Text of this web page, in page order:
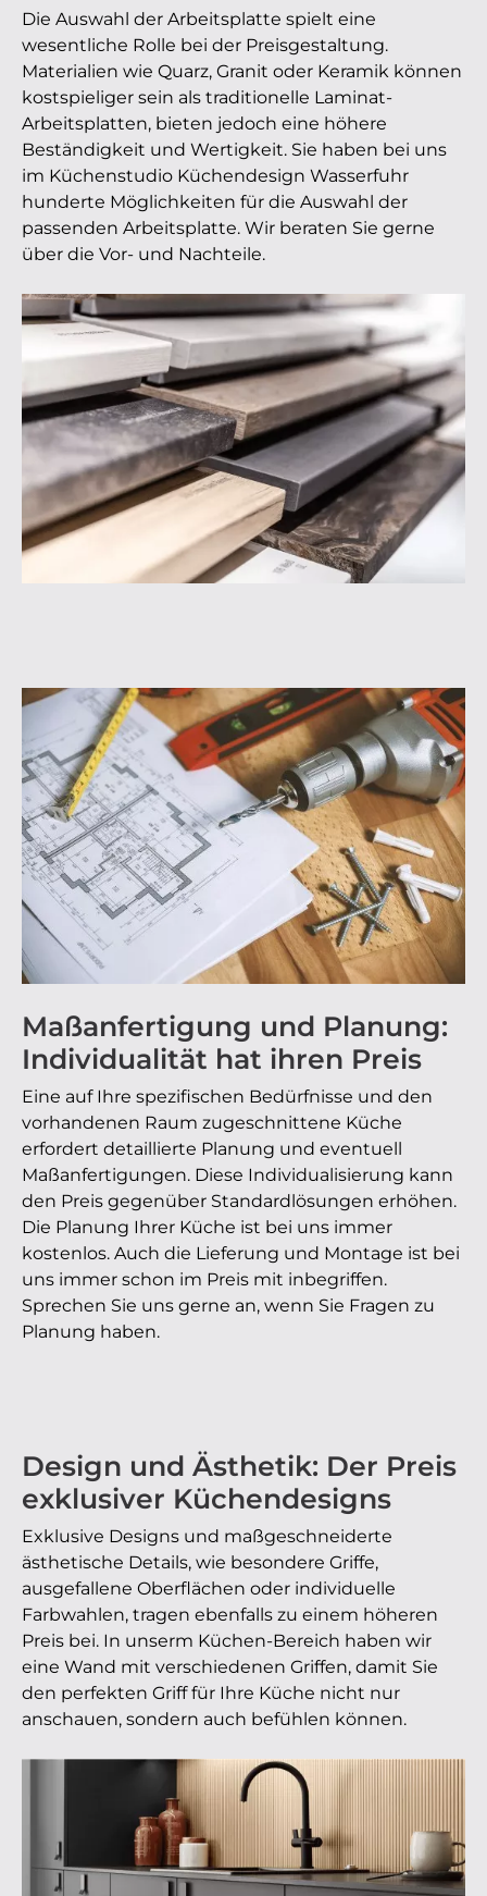
Die Auswahl der Arbeitsplatte spielt eine
wesentliche Rolle bei der Preisgestaltung.
Materialien wie Quarz, Granit oder Keramik können
kostspieliger sein als traditionelle Laminat-
Arbeitsplatten, bieten jedoch eine höhere
Beständigkeit und Wertigkeit. Sie haben bei uns
im Küchenstudio Küchendesign Wasserfuhr
hunderte Möglichkeiten für die Auswahl der
passenden Arbeitsplatte. Wir beraten Sie gerne
über die Vor- und Nachteile.
Maßanfertigung und Planung:
Individualität hat ihren Preis
Eine auf Ihre spezifischen Bedürfnisse und den
vorhandenen Raum zugeschnittene Küche
erfordert detaillierte Planung und eventuell
Maßanfertigungen. Diese Individualisierung kann
den Preis gegenüber Standardlösungen erhöhen.
Die Planung Ihrer Küche ist bei uns immer
kostenlos. Auch die Lieferung und Montage ist bei
uns immer schon im Preis mit inbegriffen.
Sprechen Sie uns gerne an, wenn Sie Fragen zu
Planung haben.
Design und Ästhetik: Der Preis
exklusiver Küchendesigns
Exklusive Designs und maßgeschneiderte
ästhetische Details, wie besondere Griffe,
ausgefallene Oberflächen oder individuelle
Farbwahlen, tragen ebenfalls zu einem höheren
Preis bei. In unserm Küchen-Bereich haben wir
eine Wand mit verschiedenen Griffen, damit Sie
den perfekten Griff für Ihre Küche nicht nur
anschauen, sondern auch befühlen können.